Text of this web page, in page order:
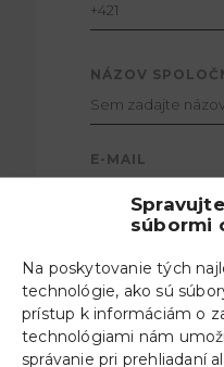
súbormi
Na poskytovanie tých
technológie, ako sú
prístup k informáciám o
technológiami nám
správanie pri prehliadaní
NÁZOV
E-MAIL
S čím
pomôcť?